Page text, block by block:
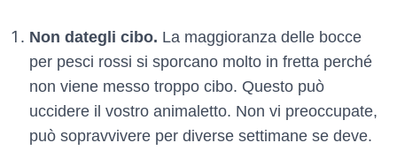
Non dategli cibo. La maggioranza delle bocce
per pesci rossi si sporcano molto in fretta perché
non viene messo troppo cibo. Questo può
uccidere il vostro animaletto. Non vi preoccupate,
può sopravvivere per diverse settimane se deve.